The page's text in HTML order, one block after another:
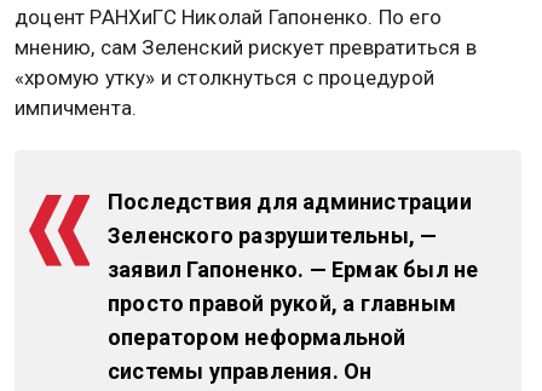
доцент РАНХиГС Николай Гапоненко. По его
мнению, сам Зеленский рискует превратиться в
«хромую утку» и столкнуться с процедурой
импичмента.
Последствия для администрации
Зеленского разрушительны, —
заявил Гапоненко. — Ермак был не
просто правой рукой, а главным
оператором неформальной
системы управления. Он